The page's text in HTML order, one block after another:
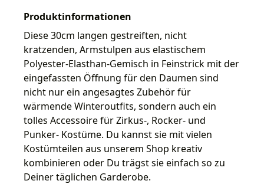
Produktinformationen
Diese 30cm langen gestreiften, nicht
kratzenden, Armstulpen aus elastischem
Polyester-Elasthan-Gemisch in Feinstrick mit der
eingefassten Öffnung für den Daumen sind
nicht nur ein angesagtes Zubehör für
wärmende Winteroutfits, sondern auch ein
tolles Accessoire für Zirkus-, Rocker- und
Punker- Kostüme. Du kannst sie mit vielen
Kostümteilen aus unserem Shop kreativ
kombinieren oder Du trägst sie einfach so zu
Deiner täglichen Garderobe.